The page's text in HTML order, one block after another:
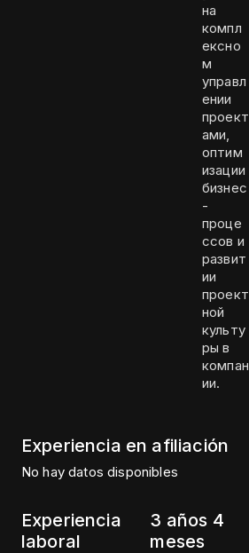
на
компл
ексно
м
управл
ении
проект
ами,
оптим
изации
бизнес
-
проце
ссов и
развит
ии
проект
ной
культу
ры в
компан
ии.
Experiencia en afiliación
No hay datos disponibles
Experiencia
laboral
3 años 4
meses